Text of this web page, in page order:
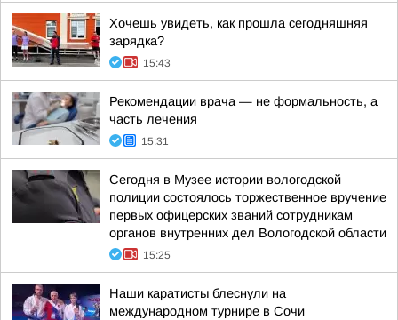
Хочешь увидеть, как прошла сегодняшняя
зарядка?
15:43
Рекомендации врача — не формальность, а
часть лечения
15:31
Сегодня в Музее истории вологодской
полиции состоялось торжественное вручение
первых офицерских званий сотрудникам
органов внутренних дел Вологодской области
15:25
Наши каратисты блеснули на
международном турнире в Сочи